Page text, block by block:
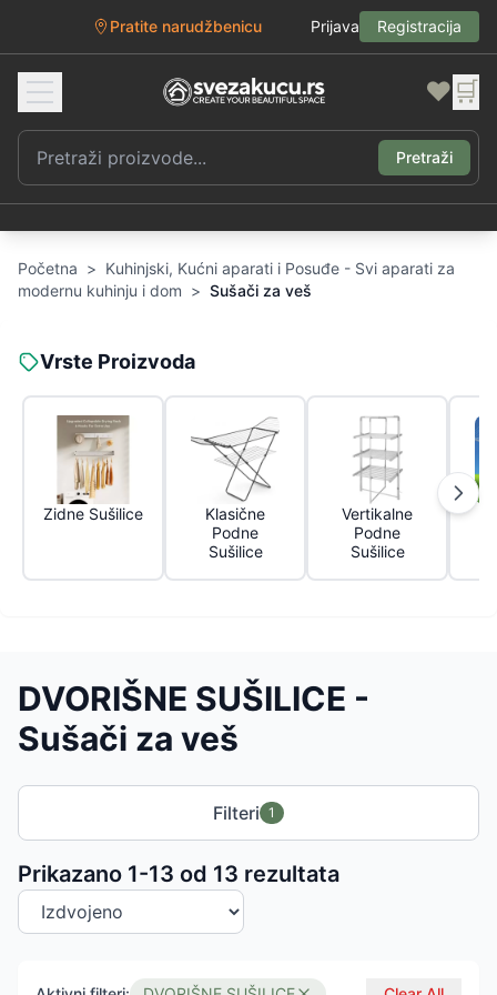
Pratite narudžbenicu Prijava Registracija
❤️ 🛒
Pretraži
Početna > Kuhinjski, Kućni aparati i Posuđe - Svi aparati za
modernu kuhinju i dom > Sušači za veš
Vrste Proizvoda
Zidne Sušilice
Klasične
Podne
Sušilice
Vertikalne
Podne
Sušilice
DVORIŠNE SUŠILICE -
Sušači za veš
Filteri 1
Prikazano 1-13 od 13 rezultata
Sortiranje proizvoda